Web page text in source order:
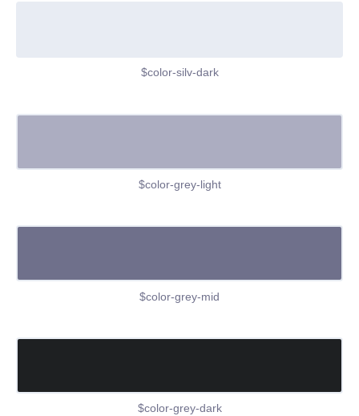
$color-silv-dark
$color-grey-light
$color-grey-mid
$color-grey-dark